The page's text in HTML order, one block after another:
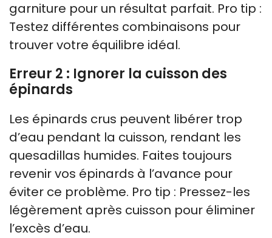
garniture pour un résultat parfait. Pro tip :
Testez différentes combinaisons pour
trouver votre équilibre idéal.
Erreur 2 : Ignorer la cuisson des
épinards
Les épinards crus peuvent libérer trop
d’eau pendant la cuisson, rendant les
quesadillas humides. Faites toujours
revenir vos épinards à l’avance pour
éviter ce problème. Pro tip : Pressez-les
légèrement après cuisson pour éliminer
l’excès d’eau.